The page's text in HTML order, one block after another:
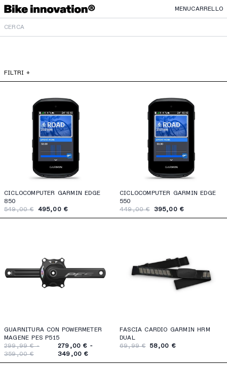
MENUCARRELLO
FILTRI +
CICLOCOMPUTER GARMIN EDGE
850
549,00 €
495,00 €
CICLOCOMPUTER GARMIN EDGE
550
449,00 €
395,00 €
GUARNITURA CON POWERMETER
MAGENE PES P515
299,99 € -
359,00 €
279,00 € -
349,00 €
FASCIA CARDIO GARMIN HRM
DUAL
69,99 €
58,00 €